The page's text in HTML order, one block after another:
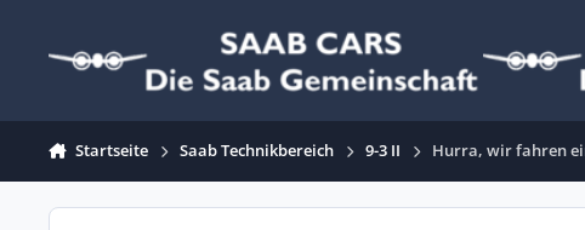
Startseite Saab Technikbereich 9-3 II Hurra, wir fahren